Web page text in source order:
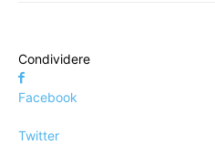
Condividere
Facebook
Twitter